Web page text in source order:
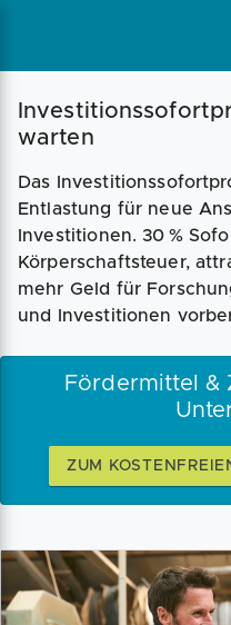
warten
Das
Entlastung für neue
Investitionen. 30 %
Körperschaftsteuer,
mehr Geld für
und Investitionen
Fördermittel &
ZUM